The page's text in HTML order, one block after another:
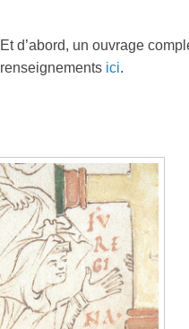
Et d’abord, un ouvrage
renseignements ici.